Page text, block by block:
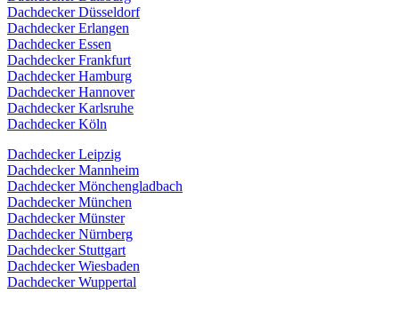
Dachdecker Düsseldorf
Dachdecker Erlangen
Dachdecker Essen
Dachdecker Frankfurt
Dachdecker Hamburg
Dachdecker Hannover
Dachdecker Karlsruhe
Dachdecker Köln
Dachdecker Leipzig
Dachdecker Mannheim
Dachdecker Mönchengladbach
Dachdecker München
Dachdecker Münster
Dachdecker Nürnberg
Dachdecker Stuttgart
Dachdecker Wiesbaden
Dachdecker Wuppertal